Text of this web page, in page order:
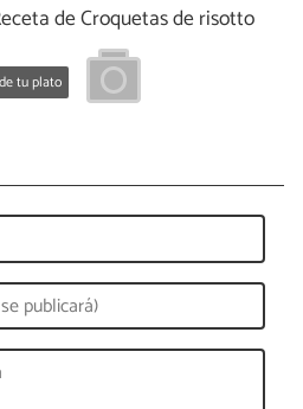
de Croquetas de risotto
tu plato